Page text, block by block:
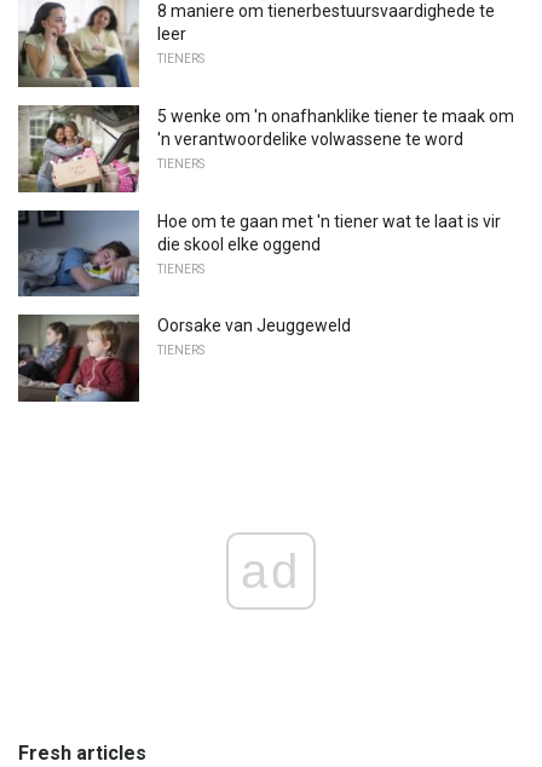
8 maniere om tienerbestuursvaardighede te
leer
TIENERS
5 wenke om 'n onafhanklike tiener te maak om
'n verantwoordelike volwassene te word
TIENERS
Hoe om te gaan met 'n tiener wat te laat is vir
die skool elke oggend
TIENERS
Oorsake van Jeuggeweld
TIENERS
ad
Fresh articles